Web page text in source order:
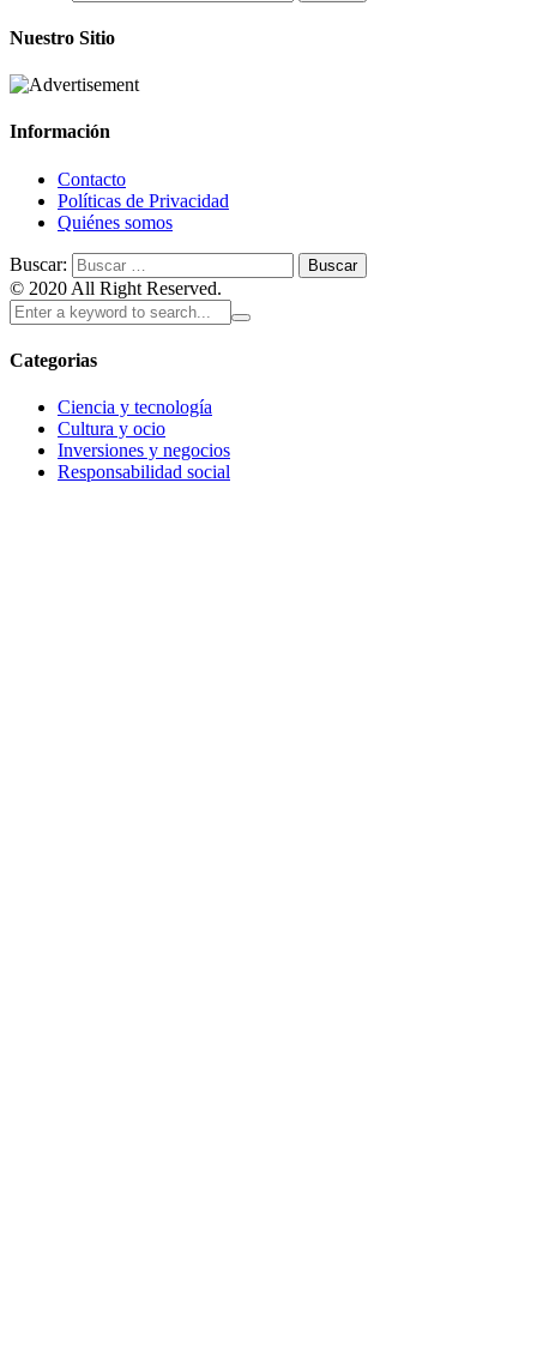
Nuestro Sitio
Información
Contacto
Políticas de Privacidad
Quiénes somos
Buscar:
© 2020 All Right Reserved.
Categorias
Ciencia y tecnología
Cultura y ocio
Inversiones y negocios
Responsabilidad social